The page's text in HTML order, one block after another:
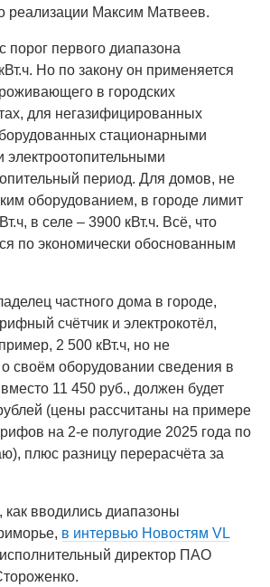
реализации Максим Матвеев.
порог первого диапазона
Но по закону он применяется
в городских
для негазифицированных
стационарными
электроотопительными
период. Для домов, не
оборудованием, в городе лимит
в селе – 3900 кВт.ч. Всё, что
по экономически обоснованным
частного дома в городе,
счётчик и электрокотёл,
2 500 кВт.ч, но не
своём оборудовании сведения в
11 450 руб., должен будет
(цены рассчитаны на примере
на 2-е полугодие 2025 года по
плюс разницу перерасчёта за
вводились диапазоны
в интервью Новостям VL
директор ПАО